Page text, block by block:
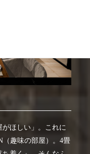
がほしい」。これに
（趣味の部屋）。4畳